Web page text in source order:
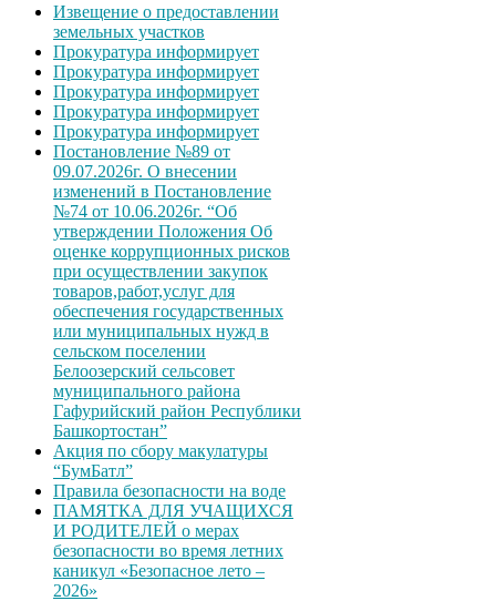
Извещение о предоставлении
земельных участков
Прокуратура информирует
Прокуратура информирует
Прокуратура информирует
Прокуратура информирует
Прокуратура информирует
Постановление №89 от
09.07.2026г. О внесении
изменений в Постановление
№74 от 10.06.2026г. “Об
утверждении Положения Об
оценке коррупционных рисков
при осуществлении закупок
товаров,работ,услуг для
обеспечения государственных
или муниципальных нужд в
сельском поселении
Белоозерский сельсовет
муниципального района
Гафурийский район Республики
Башкортостан”
Акция по сбору макулатуры
“БумБатл”
Правила безопасности на воде
ПАМЯТКА ДЛЯ УЧАЩИХСЯ
И РОДИТЕЛЕЙ о мерах
безопасности во время летних
каникул «Безопасное лето –
2026»